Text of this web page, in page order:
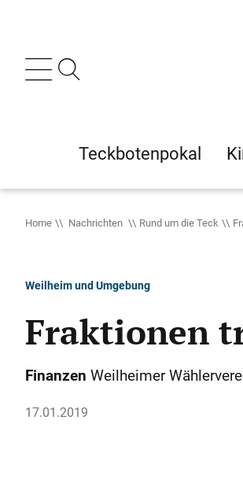
Teckbotenpokal
Home Nachrichten Rund um die Teck
Weilheim und Umgebung
Fraktionen
Finanzen Weilheimer
17.01.2019